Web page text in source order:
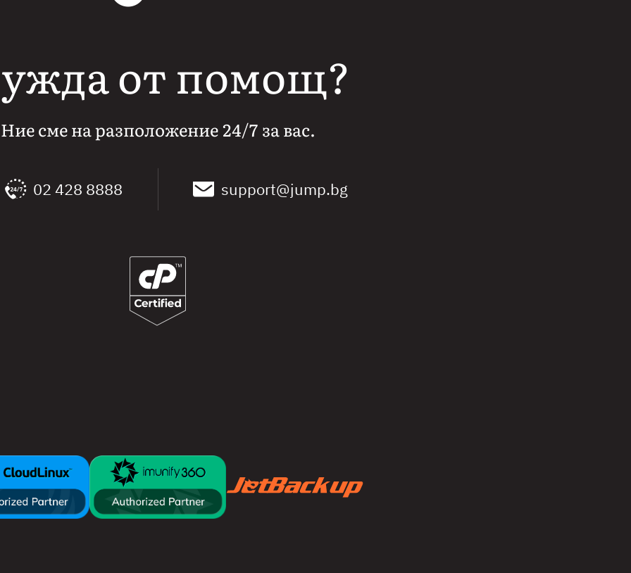
от помощ?
Ние сме на разположение 24/7 за вас.
02 428 8888 support@jump.bg